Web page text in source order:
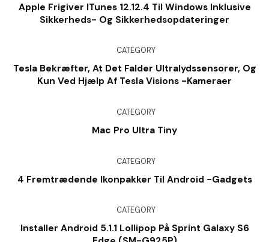
Apple Frigiver ITunes 12.12.4 Til Windows Inklusive
Sikkerheds- Og Sikkerhedsopdateringer
CATEGORY
Tesla Bekræfter, At Det Falder Ultralydssensorer, Og
Kun Ved Hjælp Af Tesla Visions -kameraer
CATEGORY
Mac Pro Ultra Tiny
CATEGORY
4 Fremtrædende Ikonpakker Til Android -gadgets
CATEGORY
Installer Android 5.1.1 Lollipop På Sprint Galaxy S6